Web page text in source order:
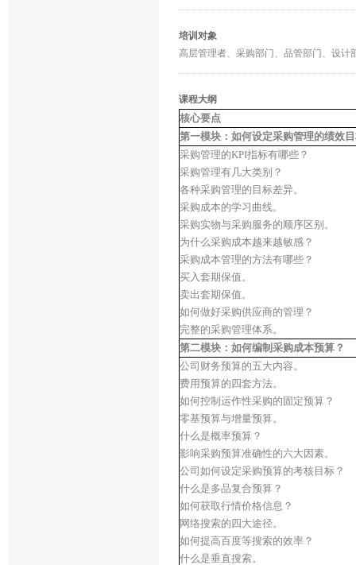
培训对象
高层管理者、采购部门、品管部门、设计
课程大纲
核心要点
第一模块：如何设定采购管理的绩效
采购管理的KPI指标有哪些？
采购管理有几大类别？
各种采购管理的目标差异。
采购成本的学习曲线。
采购实物与采购服务的顺序区别。
为什么采购成本越来越敏感？
采购成本管理的方法有哪些？
买入套期保值。
卖出套期保值。
如何做好采购供应商的管理？
完整的采购管理体系。
第二模块：如何编制采购成本预算？
公司财务预算的五大内容。
费用预算的四套方法。
如何控制运作性采购的固定预算？
零基预算与增量预算。
什么是概率预算？
影响采购预算准确性的六大因素。
公司如何设定采购预算的考核目标？
什么是多品复合预算？
如何获取行情价格信息？
网络搜索的四大途径。
如何提高百度等搜索的效率？
什么是垂直搜索。